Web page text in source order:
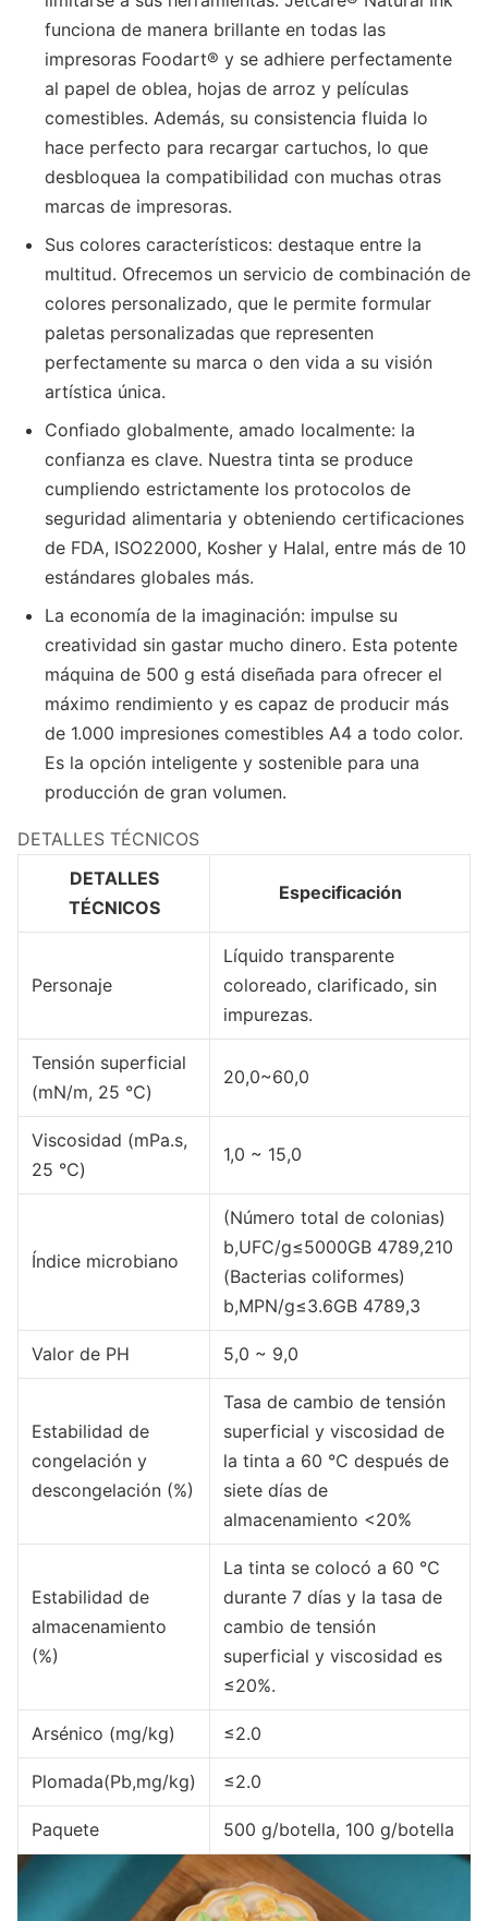
funciona de manera brillante en todas las
impresoras Foodart® y se adhiere perfectamente
al papel de oblea, hojas de arroz y películas
comestibles. Además, su consistencia fluida lo
hace perfecto para recargar cartuchos, lo que
desbloquea la compatibilidad con muchas otras
marcas de impresoras.
Sus colores característicos: destaque entre la
multitud. Ofrecemos un servicio de combinación de
colores personalizado, que le permite formular
paletas personalizadas que representen
perfectamente su marca o den vida a su visión
artística única.
Confiado globalmente, amado localmente: la
confianza es clave. Nuestra tinta se produce
cumpliendo estrictamente los protocolos de
seguridad alimentaria y obteniendo certificaciones
de FDA, ISO22000, Kosher y Halal, entre más de 10
estándares globales más.
La economía de la imaginación: impulse su
creatividad sin gastar mucho dinero. Esta potente
máquina de 500 g está diseñada para ofrecer el
máximo rendimiento y es capaz de producir más
de 1.000 impresiones comestibles A4 a todo color.
Es la opción inteligente y sostenible para una
producción de gran volumen.
DETALLES TÉCNICOS
DETALLES
TÉCNICOS
Especificación
Personaje
Líquido transparente
coloreado, clarificado, sin
impurezas.
Tensión superficial
(mN/m, 25 ℃)
20,0~60,0
Viscosidad (mPa.s,
25 ℃)
1,0 ~ 15,0
Índice microbiano
(Número total de colonias)
b,UFC/g≤5000GB 4789,210
(Bacterias coliformes)
b,MPN/g≤3.6GB 4789,3
Valor de PH 5,0 ~ 9,0
Estabilidad de
congelación y
descongelación (%)
Tasa de cambio de tensión
superficial y viscosidad de
la tinta a 60 ℃ después de
siete días de
almacenamiento <20%
Estabilidad de
almacenamiento
(%)
La tinta se colocó a 60 ℃
durante 7 días y la tasa de
cambio de tensión
superficial y viscosidad es
≤20%.
Arsénico (mg/kg) ≤2.0
Plomada(Pb,mg/kg) ≤2.0
Paquete 500 g/botella, 100 g/botella